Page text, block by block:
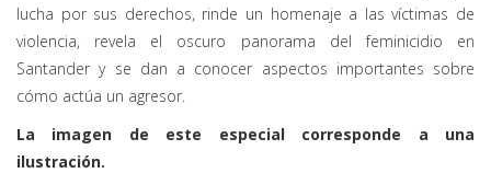
lucha por sus derechos, rinde un homenaje a las víctimas de
violencia, revela el oscuro panorama del feminicidio en
Santander y se dan a conocer aspectos importantes sobre
cómo actúa un agresor.
La imagen de este especial corresponde a una
ilustración.